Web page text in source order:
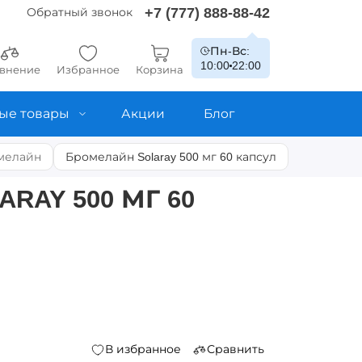
Обратный звонок +7 (777) 888-88-42
Избранное Корзина
Пн-Вс:
10:00 22:00
товары Акции Блог
Бромелайн Solaray 500 мг 60 капсул
500 МГ 60
В избранное Сравнить